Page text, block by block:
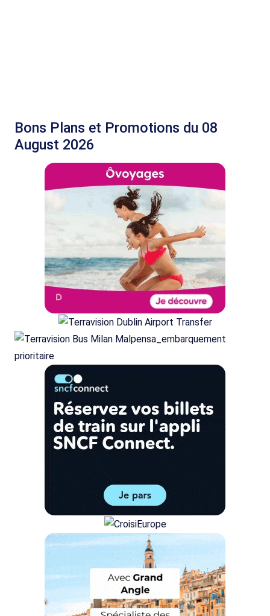
Bons Plans et Promotions du 08
August 2026